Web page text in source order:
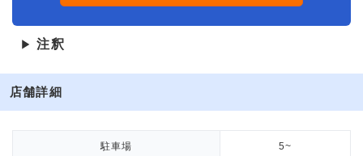
▶ 注釈
店舗詳細
駐車場 5~